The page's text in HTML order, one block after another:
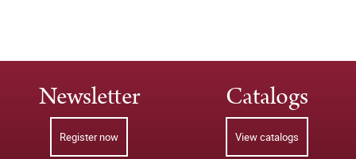
Newsletter
Register now
Catalogs
View catalogs